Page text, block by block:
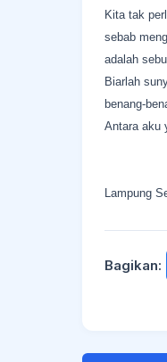
Kita tak
sebab
adalah
Biarlah
benang-
Antara aku
Lampung
Bagikan: